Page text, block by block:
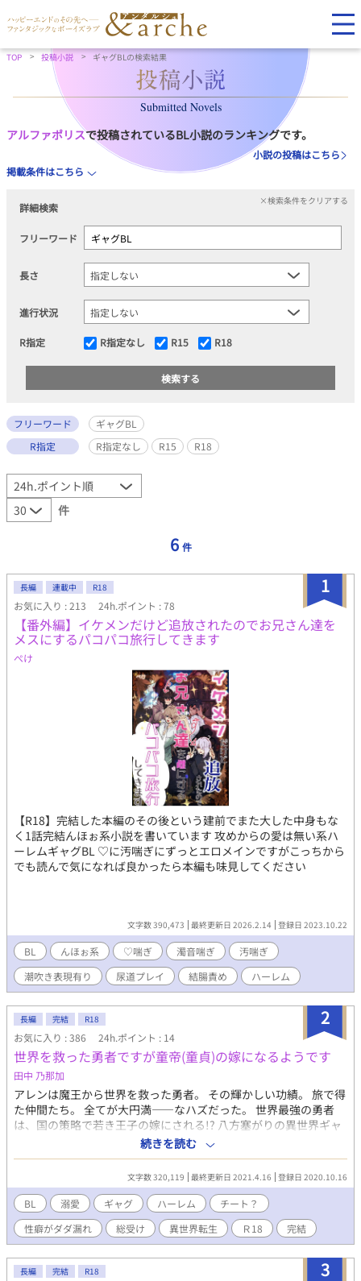
TOP 投稿小説 ギャグBLの検索結果
Submitted Novels
アルファポリスで投稿されているBL小説のランキングです。
小説の投稿はこちら
掲載条件はこちら
詳細検索
×検索条件をクリアする
フリーワード
長さ
進行状況
R指定 R指定なし R15 R18
フリーワード
ギャグBL
R指定
R指定なし R15 R18
件
6 件
1
長編 連載中 R18
お気に入り : 213 24h.ポイント : 78
【番外編】イケメンだけど追放されたのでお兄さん達を
メスにするパコパコ旅行してきます
ぺけ
【R18】完結した本編のその後という建前でまた大した中身もな
く1話完結んほぉ系小説を書いています 攻めからの愛は無い系ハ
ーレムギャグBL ♡に汚喘ぎにずっとエロメインですがこっちから
でも読んで気になれば良かったら本編も味見してください
文字数 390,473 最終更新日 2026.2.14 登録日 2023.10.22
BL んほぉ系 ♡喘ぎ 濁音喘ぎ
汚喘ぎ
潮吹き表現有り
尿道プレイ 結腸責め ハーレム
2
長編 完結 R18
お気に入り : 386 24h.ポイント : 14
世界を救った勇者ですが童帝(童貞)の嫁になるようです
田中 乃那加
アレンは魔王から世界を救った勇者。 その輝かしい功績。 旅で得
た仲間たち。 全てが大円満――なハズだった。 世界最強の勇者
は、国の策略で若き王子の嫁にされる!? 八方塞がりの異世界ギャ
グBL。 俺様ツンデレ(ノンケ)を総受けに、鬼畜攻めな大臣や犬系
ショタ、さらには人外までもが入り乱れる。 ただただ、作者の性
癖を詰め込んだよ！ 何も考えず読もう！ 何も考えず書いてる☆
続きを読む
文字数 320,119 最終更新日 2021.4.16 登録日 2020.10.16
BL 溺愛 ギャグ ハーレム
チート？
性癖がダダ漏れ
総受け 異世界転生 Ｒ18 完結
3
長編 完結 R18